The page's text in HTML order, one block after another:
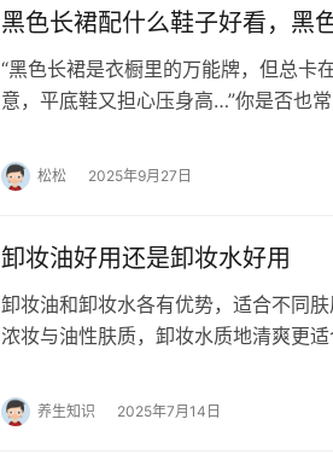
黑色长裙配什么鞋子好看，黑
“黑色长裙是衣橱里的万能牌，但总
意，平底鞋又担心压身高…”你是否也
松松 2025年9月27日
卸妆油好用还是卸妆水好用
卸妆油和卸妆水各有优势，适合不同
浓妆与油性肤质，卸妆水质地清爽更
养生知识 2025年7月14日